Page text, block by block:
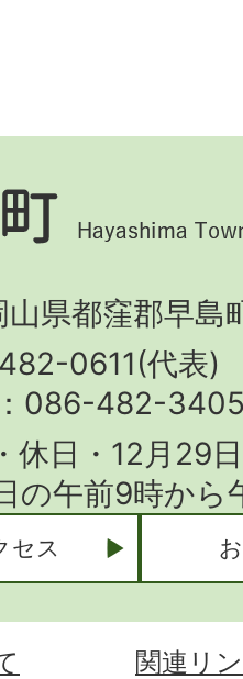
県都窪郡早島
0611(代表)
086-482-
日・12月29
の午前9時か
セス
関連リ